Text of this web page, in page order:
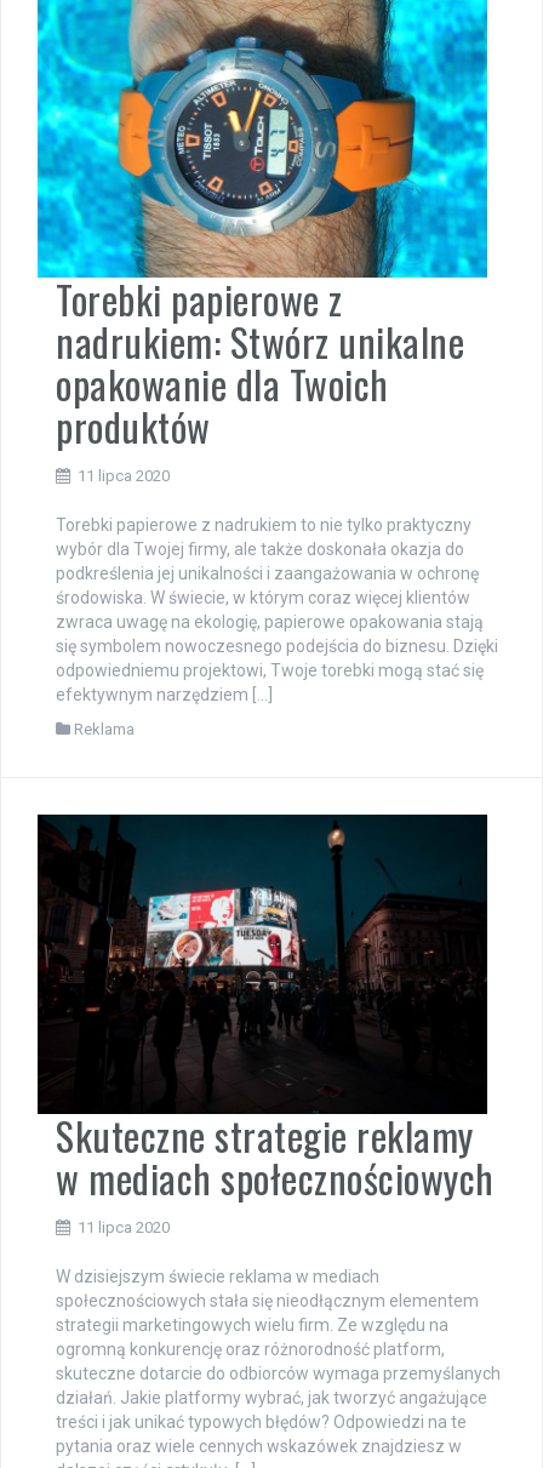
Torebki papierowe z
nadrukiem: Stwórz unikalne
opakowanie dla Twoich
produktów
11 lipca 2020
Torebki papierowe z nadrukiem to nie tylko praktyczny
wybór dla Twojej firmy, ale także doskonała okazja do
podkreślenia jej unikalności i zaangażowania w ochronę
środowiska. W świecie, w którym coraz więcej klientów
zwraca uwagę na ekologię, papierowe opakowania stają
się symbolem nowoczesnego podejścia do biznesu. Dzięki
odpowiedniemu projektowi, Twoje torebki mogą stać się
efektywnym narzędziem […]
Reklama
Skuteczne strategie reklamy
w mediach społecznościowych
11 lipca 2020
W dzisiejszym świecie reklama w mediach
społecznościowych stała się nieodłącznym elementem
strategii marketingowych wielu firm. Ze względu na
ogromną konkurencję oraz różnorodność platform,
skuteczne dotarcie do odbiorców wymaga przemyślanych
działań. Jakie platformy wybrać, jak tworzyć angażujące
treści i jak unikać typowych błędów? Odpowiedzi na te
pytania oraz wiele cennych wskazówek znajdziesz w